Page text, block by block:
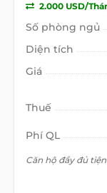
2.000 USD/
Số phòng ngủ
Diện tích
Giá
Thuế
Phí QL
Căn hộ đầy đủ